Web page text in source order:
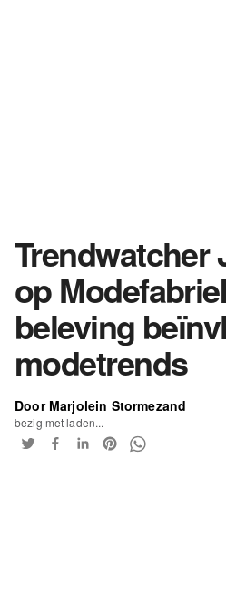
Trendwatcher
op
beleving
modetrends
Door Marjolein Stormezand
bezig met laden...